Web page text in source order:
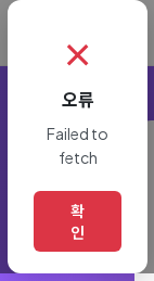
✗
오류
Failed to
fetch
확
인